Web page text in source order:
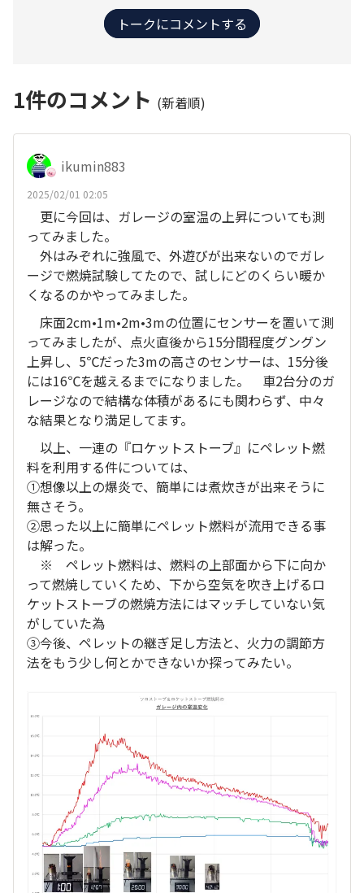
トークにコメントする
1件のコメント (新着順)
ikumin883
2025/02/01 02:05
更に今回は、ガレージの室温の上昇についても測
ってみました。
外はみぞれに強風で、外遊びが出来ないのでガレ
ージで燃焼試験してたので、試しにどのくらい暖か
くなるのかやってみました。
床面2cm•1m•2m•3mの位置にセンサーを置いて測
ってみましたが、点火直後から15分間程度グングン
上昇し、5℃だった3mの高さのセンサーは、15分後
には16℃を越えるまでになりました。 車2台分のガ
レージなので結構な体積があるにも関わらず、中々
な結果となり満足してます。
以上、一連の『ロケットストーブ』にペレット燃
料を利用する件については、
①想像以上の爆炎で、簡単には煮炊きが出来そうに
無さそう。
②思った以上に簡単にペレット燃料が流用できる事
は解った。
※ ペレット燃料は、燃料の上部面から下に向か
って燃焼していくため、下から空気を吹き上げるロ
ケットストーブの燃焼方法にはマッチしていない気
がしていた為
③今後、ペレットの継ぎ足し方法と、火力の調節方
法をもう少し何とかできないか探ってみたい。